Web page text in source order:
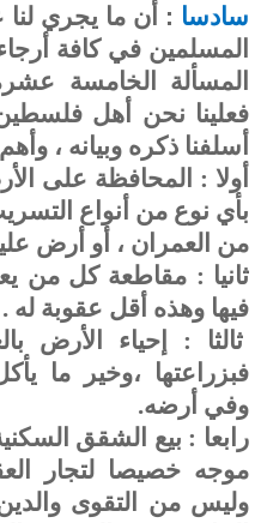
سادسا : أن ما يجري
المسلمين في كافة
المسألة الخامسة
فعلينا نحن أهل
أسلفنا ذكره وبيانه ،
أولا : المحافظة على
بأي نوع من أنواع
من العمران ، أو أرض
ثانيا : مقاطعة كل من
فيها وهذه أقل عقوبة له .
ثالثا : إحياء الأرض
فبزراعتها ،وخير ما
وفي أرضه.
رابعا : بيع الشقق
موجه خصيصا لتجار
وليس من التقوى